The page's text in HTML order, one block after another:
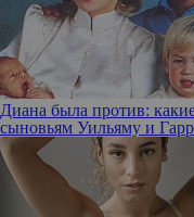
Диана была против:
сыновьям Уильяму и